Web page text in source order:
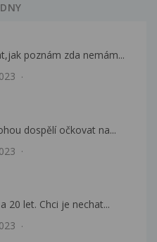
poznám zda nemám...
dospělí očkovat na...
20 let. Chci je nechat...